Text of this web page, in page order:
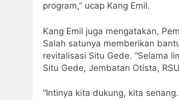
program,” ucap Kang Emil.
Kang Emil juga mengatakan,
Salah satunya memberikan
revitalisasi Situ Gede. “Selama
Situ Gede, Jembatan Otista,
“Intinya kita dukung, kita